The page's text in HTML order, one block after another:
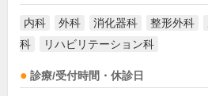
内科 外科 消化器科 整形外科
科
リハビリテーション科
診療/受付時間・休診日